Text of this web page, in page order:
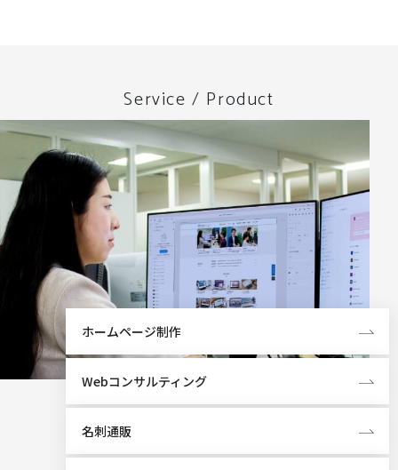
Service / Product
ホームページ制作
Webコンサルティング
名刺通販